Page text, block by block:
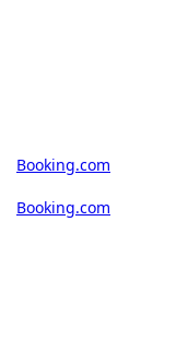
Booking.com
Booking.com